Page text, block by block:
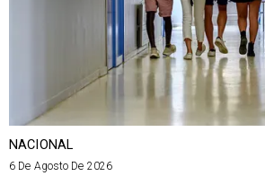
NACIONAL
6 De Agosto De 2026